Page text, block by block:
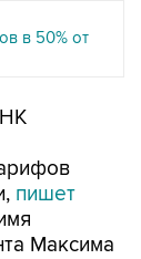
в 50% от
пишет
Максима